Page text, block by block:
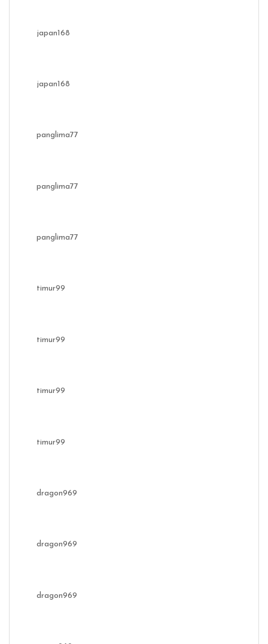
japan168
japan168
panglima77
panglima77
panglima77
timur99
timur99
timur99
timur99
dragon969
dragon969
dragon969